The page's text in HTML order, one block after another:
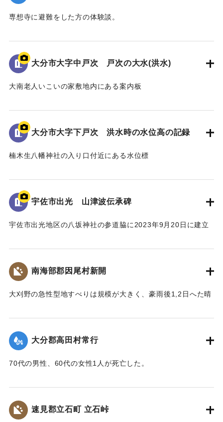
専想寺に避難をした方の体験談。
流されてきた家が境内のムクノキに引っかかった。
翌日の昼頃には水が引いていた。
大分市大字中戸次 戸次の大水(洪水)
大南老人いこいの家敷地内にある案内板
の詳細が示されている。水位は現在の地面より2.2ｍ。
倒壊家屋30戸、死者11名を出す大惨事であった。
地域住民の交流の場に設置されており、過去の災害について
【出典：案内板】
｜固有コード:
大分市大字下戸次 洪水時の水位高の記録
楠木生八幡神社の入り口付近にある水位標
録されている。水位は標高14.307ｍに到達した。
併せて昭和20年9月台風第16号、昭和36年10月の大雨によっ
て発生した洪水の水位高も記録されている。
[学生CERDの感想]
の甚大さが伺えた。
｜固有コード:00481077
宇佐市出光 山津波伝承碑
宇佐市出光地区の八坂神社の参道脇に2023年9月20日に建立
1943（昭和18）年9月20日に発生した大規模な土石流によ
り、八坂神社周辺の集落が被害を受けた。
災害発生当時の新聞には死者27人と記載されているが、近く
また、八坂神社の本殿は土石流により流失したが、石碑のそ
【碑文】
昭和一八年（一九四三年）大分県下を襲った台風二十六号
は、九月二十日、宇佐市の旧北馬城村出光地区に「山津波」
たらしただけでなく、多くの家屋をのみ込み、二十九人もの
尊い命を奪いました。
太平洋戦争中だったこともあり、新聞にも大きくは取り扱
南海部郡因尾村新開
大刈野の急性型地すべりは規模が大きく、豪雨後1,2日へた晴
り、500m上流の新開部落の小学校校舎を浮上し、2.5～3Km
上流に逆流させ、樫ノ峯部落の下流1Kmのところでとまっ
た。天然ダムはその後きれて下流に大水害を与えている。奥
戸主はいまもなお行方不明である。
【出典：日本の国土 : 自然と開発 下（小出博,東京大学出版
大分郡高田村常行
70代の男性、60代の女性1人が死亡した。
｜固有コード:00481071
速見郡立石町 立石峠